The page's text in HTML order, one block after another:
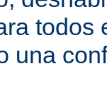
todos
una